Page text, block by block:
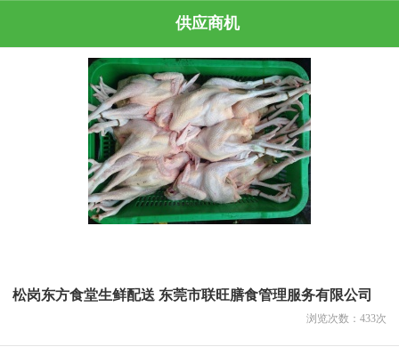
供应商机
松岗东方食堂生鲜配送 东莞市联旺膳食管理服务有限公司
浏览次数： 433次